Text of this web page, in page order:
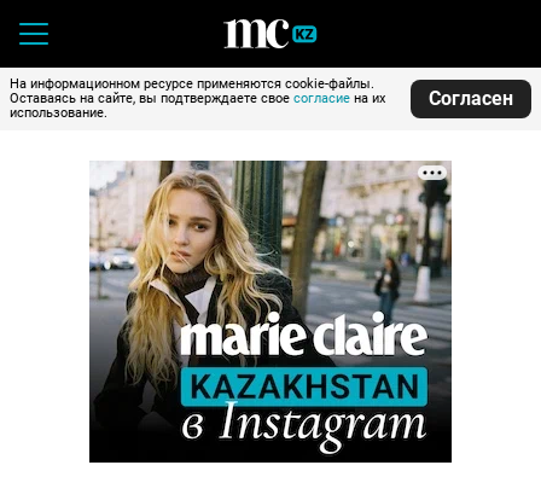
На информационном ресурсе применяются cookie-файлы.
Оставаясь на сайте, вы подтверждаете свое согласие на их
использование.
Согласен